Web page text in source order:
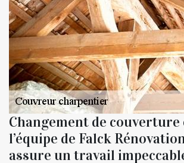
Changement de couverture
l’équipe de Falck
assure un travail